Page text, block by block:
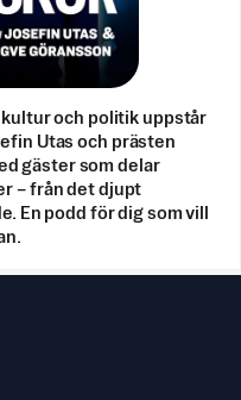
kultur och politik uppstår
Utas och prästen
gäster som delar
– från det djupt
En podd för dig som vill